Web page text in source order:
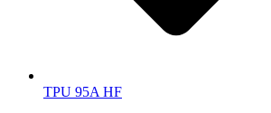
TPU 95A HF